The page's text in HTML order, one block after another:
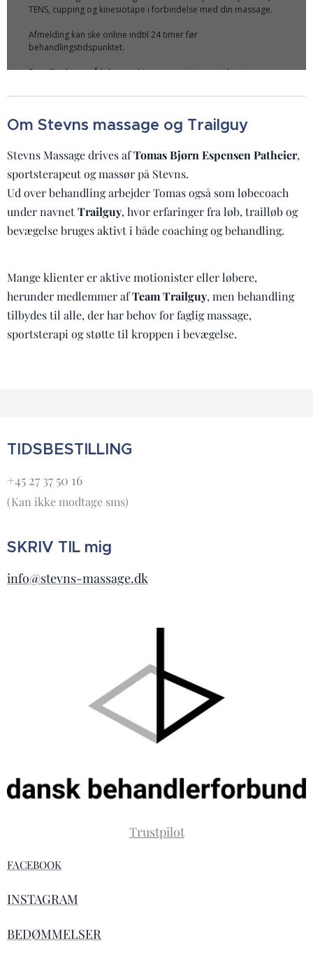
Om Stevns massage og Trailguy
Stevns Massage drives afTomas Bjørn Espensen Patheier,
sportsterapeut og massør på Stevns.
Ud over behandling arbejder Tomas også som løbecoach
under navnetTrailguy, hvor erfaringer fra løb, trailløb og
bevægelse bruges aktivt i både coaching og behandling.
Mange klienter er aktive motionister eller løbere,
herunder medlemmer afTeam Trailguy, men behandling
tilbydes til alle, der har behov for faglig massage,
sportsterapi og støtte til kroppen i bevægelse.
TIDSBESTILLING
+45 27 37 50 16
(Kan ikke modtage sms)
SKRIV TIL mig
info@stevns-massage.dk
Trustpilot
FACEBOOK
INSTAGRAM
BEDØMMELSER